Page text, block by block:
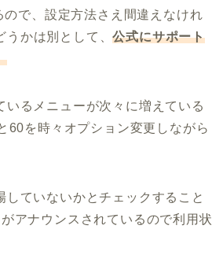
で、設定方法さえ間違えなけれ
うかは別として、公式にサポート
るメニューが次々に増えている
60を時々オプション変更しながら
ていないかとチェックすること
アナウンスされているので利用状